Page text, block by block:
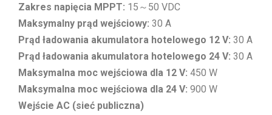
Zakres napięcia MPPT: 15～50 VDC
Maksymalny prąd wejściowy: 30 A
Prąd ładowania akumulatora hotelowego 12 V: 30 A
Prąd ładowania akumulatora hotelowego 24 V: 30 A
Maksymalna moc wejściowa dla 12 V: 450 W
Maksymalna moc wejściowa dla 24 V: 900 W
Wejście AC (sieć publiczna)